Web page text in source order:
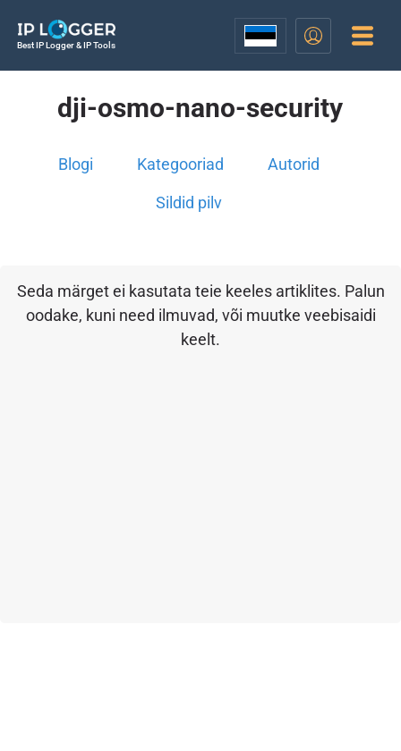
Best IP Logger & IP Tools
dji-osmo-nano-security
Blogi Kategooriad Autorid
Sildid pilv